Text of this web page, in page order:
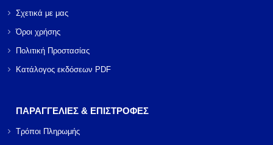
Σχετικά με μας
Όροι χρήσης
Πολιτική Προστασίας
Κατάλογος εκδόσεων PDF
ΠΑΡΑΓΓΕΛΙΕΣ & ΕΠΙΣΤΡΟΦΕΣ
Τρόποι Πληρωμής